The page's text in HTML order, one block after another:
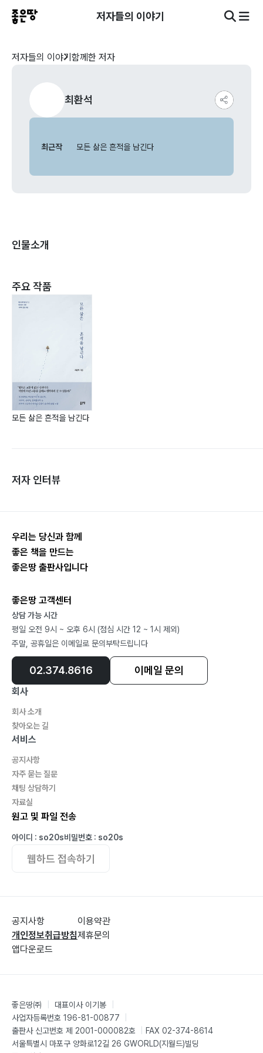
저자들의 이야기
저자들의 이야기 함께한 저자
최환석
최근작 모든 삶은 흔적을 남긴다
인물소개
주요 작품
모든 삶은 흔적을 남긴다
저자 인터뷰
우리는 당신과 함께
좋은 책을 만드는
좋은땅 출판사입니다
좋은땅 고객센터
상담 가능 시간
평일 오전 9시 ~ 오후 6시 (점심 시간 12 ~ 1시 제외)
주말, 공휴일은 이메일로 문의부탁드립니다
02.374.8616 이메일 문의
회사
회사 소개
찾아오는 길
서비스
공지사항
자주 묻는 질문
채팅 상담하기
자료실
원고 및 파일 전송
아이디 : so20s비밀번호 : so20s
웹하드 접속하기
공지사항
개인정보취급방침
앱다운로드
이용약관
제휴문의
좋은땅㈜ 대표이사 이기봉
사업자등록번호 196-81-00877
출판사 신고번호 제 2001-000082호
FAX 02-374-8614
서울특별시 마포구 양화로12길 26 GWORLD(지월드)빌딩